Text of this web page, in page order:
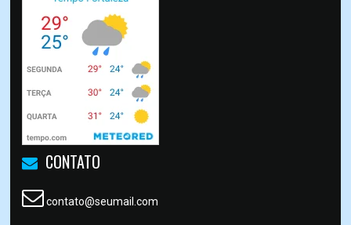
CONTATO
contato@seumail.com